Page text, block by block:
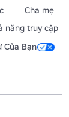
Cha mẹ
năng truy cập
Của Bạn